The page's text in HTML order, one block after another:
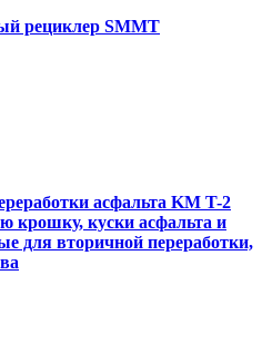
рециклер SMMT
асфальта KM T-2
крошку, куски асфальта и
для вторичной переработки,